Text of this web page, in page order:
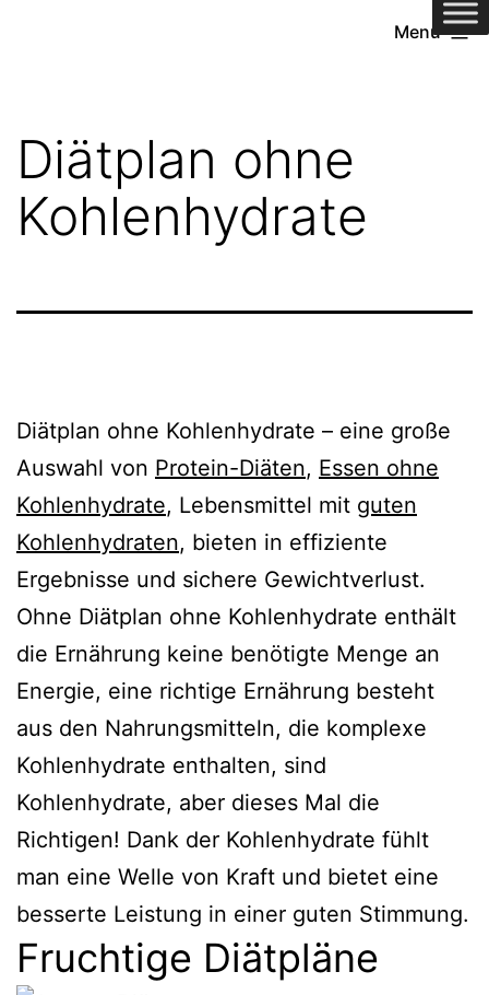
Menü
Diätplan ohne
Kohlenhydrate
Diätplan ohne Kohlenhydrate – eine große
Auswahl von Protein-Diäten, Essen ohne
Kohlenhydrate, Lebensmittel mit guten
Kohlenhydraten, bieten in effiziente
Ergebnisse und sichere Gewichtverlust.
Ohne Diätplan ohne Kohlenhydrate enthält
die Ernährung keine benötigte Menge an
Energie, eine richtige Ernährung besteht
aus den Nahrungsmitteln, die komplexe
Kohlenhydrate enthalten, sind
Kohlenhydrate, aber dieses Mal die
Richtigen! Dank der Kohlenhydrate fühlt
man eine Welle von Kraft und bietet eine
besserte Leistung in einer guten Stimmung.
Fruchtige Diätpläne